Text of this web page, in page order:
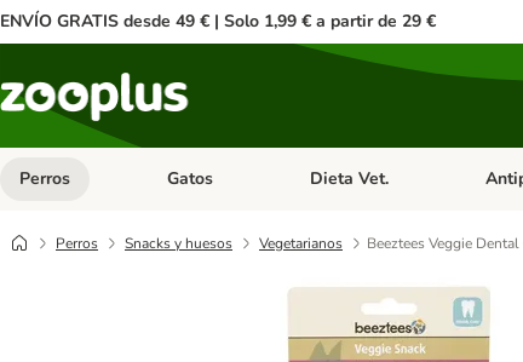
ENVÍO GRATIS desde 49 € | Solo 1,99 € a partir de 29 €
Perros Menú de categoria abierto: Perros
Gatos Menú de categoria abierto:
Dieta Vet. Menú
Perros Snacks y huesos Vegetarianos Beeztees Veggie Dental